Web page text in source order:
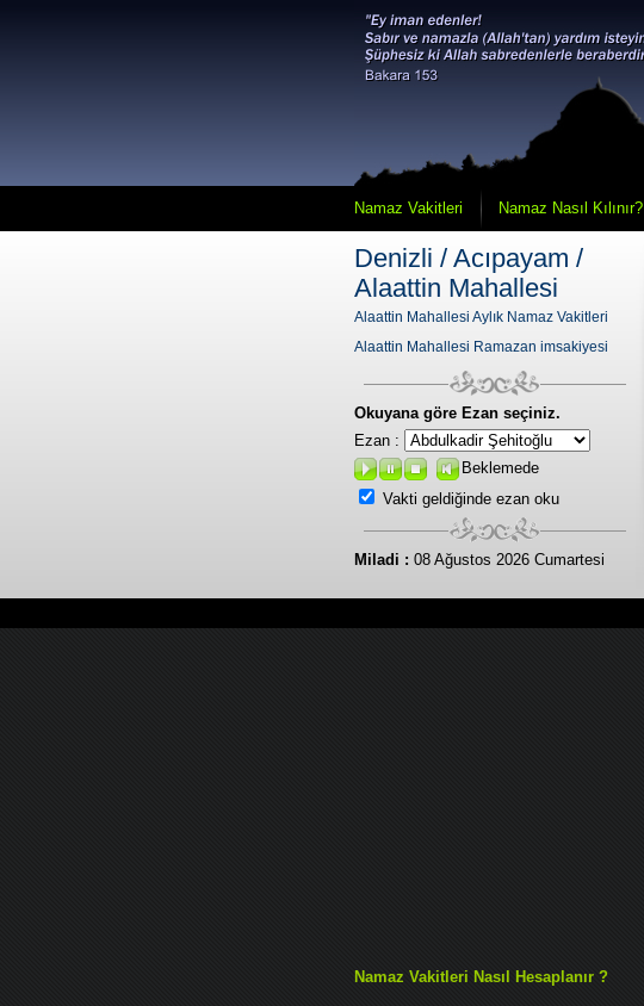
Namaz Vakitleri Namaz Nasıl Kılınır?
Denizli / Acıpayam /
Alaattin Mahallesi
Alaattin Mahallesi Aylık Namaz Vakitleri
Alaattin Mahallesi Ramazan imsakiyesi
Okuyana göre Ezan seçiniz.
Ezan :
Beklemede
Vakti geldiğinde ezan oku
Miladi : 08 Ağustos 2026 Cumartesi
Namaz Vakitleri Nasıl Hesaplanır ?